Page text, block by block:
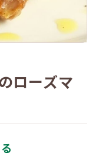
ローズマ